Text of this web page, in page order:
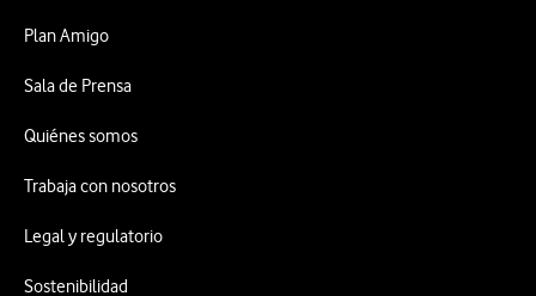
Plan Amigo
Sala de Prensa
Quiénes somos
Trabaja con nosotros
Legal y regulatorio
Sostenibilidad